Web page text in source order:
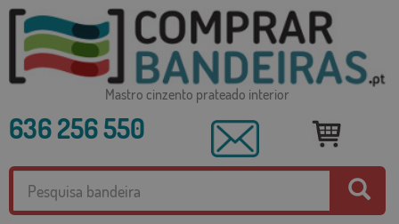
Mastro cinzento prateado interior
636 256 550